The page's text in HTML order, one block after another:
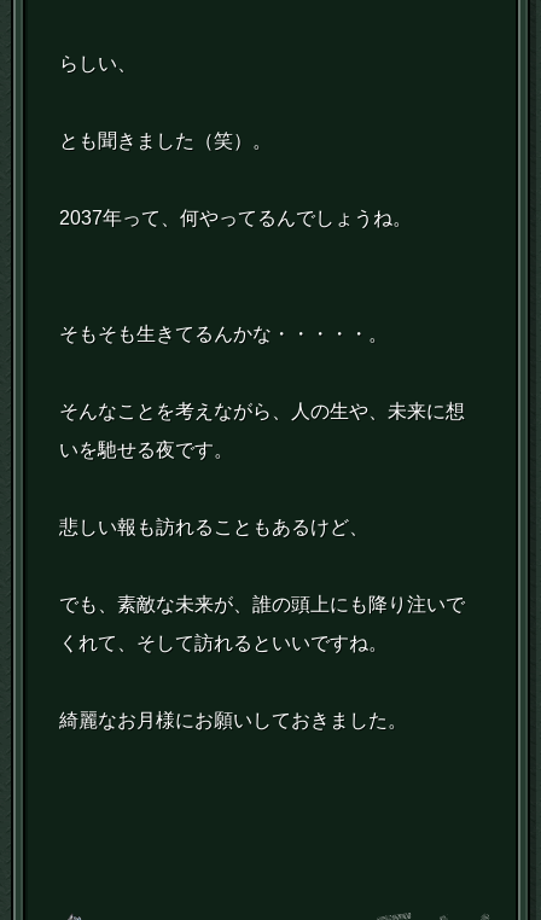
らしい、
とも聞きました（笑）。
2037年って、何やってるんでしょうね。
そもそも生きてるんかな・・・・・。
そんなことを考えながら、人の生や、未来に想
いを馳せる夜です。
悲しい報も訪れることもあるけど、
でも、素敵な未来が、誰の頭上にも降り注いで
くれて、そして訪れるといいですね。
綺麗なお月様にお願いしておきました。